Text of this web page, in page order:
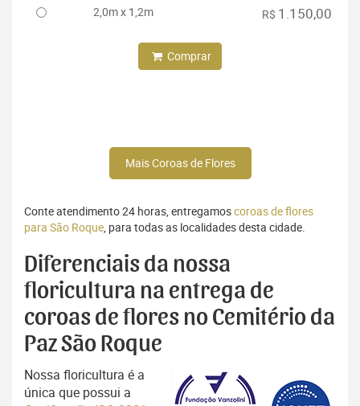
2,0m x 1,2m R$ 1.150,00
Comprar
Mais Coroas de Flores
Conte atendimento 24 horas, entregamoscoroas de flores
para São Roque, para todas as localidades desta cidade.
Diferenciais da nossa
floricultura na entrega de
coroas de flores no Cemitério da
Paz São Roque
Nossa floricultura é a
única que possui a